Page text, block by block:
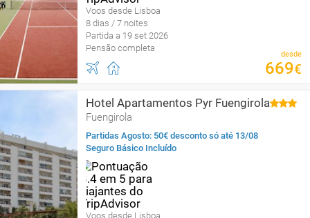
Voos desde Lisboa
8 dias / 7 noites
Partida a 19 set 2026
Pensão completa
desde
669€
Hotel Apartamentos Pyr Fuengirola
Fuengirola
Partidas Agosto: 50€ desconto só até 13/08
Seguro Básico Incluído
Voos desde Lisboa